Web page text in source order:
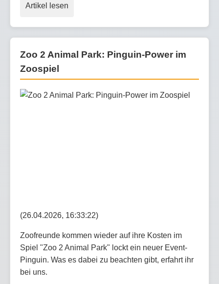
Artikel lesen
Zoo 2 Animal Park: Pinguin-Power im
Zoospiel
(26.04.2026, 16:33:22)
Zoofreunde kommen wieder auf ihre Kosten im
Spiel "Zoo 2 Animal Park" lockt ein neuer Event-
Pinguin. Was es dabei zu beachten gibt, erfahrt ihr
bei uns.